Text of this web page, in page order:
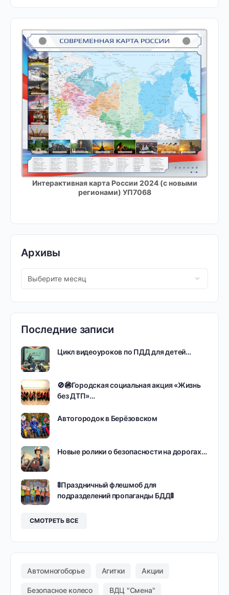
Интерактивная карта России 2024 (с новыми
регионами) УП7068
Архивы
Последние записи
Цикл видеоуроков по ПДД для детей…
🚫🚳Городская социальная акция «Жизнь
без ДТП»…
Автогородок в Берёзовском
Новые ролики о безопасности на дорогах…
🚦Праздничный флешмоб для
подразделений пропаганды БДД🚦
СМОТРЕТЬ ВСЕ
Автомногоборье Агитки Акции
Безопасное колесо ВДЦ "Смена"